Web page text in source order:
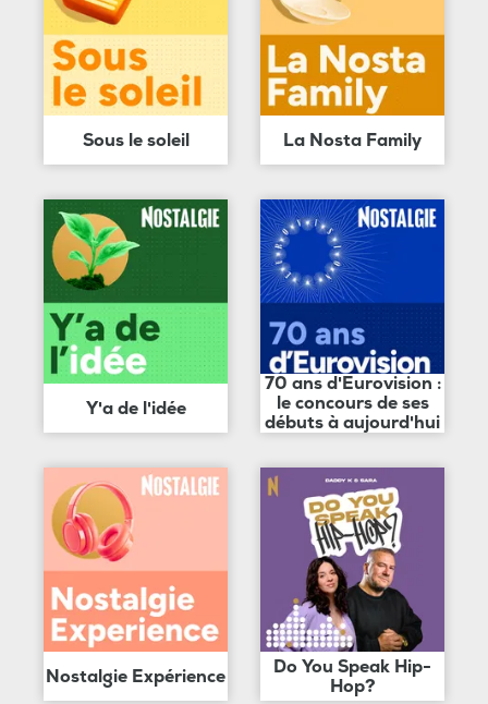
Sous le soleil La Nosta Family
Y'a de l'idée
70 ans d'Eurovision :
le concours de ses
débuts à aujourd'hui
Nostalgie Expérience
Do You Speak Hip-
Hop?